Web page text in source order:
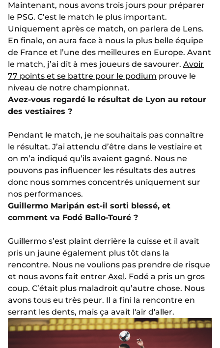
Maintenant, nous avons trois jours pour préparer
le PSG. C’est le match le plus important.
Uniquement après ce match, on parlera de Lens.
En finale, on aura face à nous la plus belle équipe
de France et l’une des meilleures en Europe. Avant
le match, j’ai dit à mes joueurs de savourer. Avoir
77 points et se battre pour le podium prouve le
niveau de notre championnat.
Avez-vous regardé le résultat de Lyon au retour
des vestiaires ?
Pendant le match, je ne souhaitais pas connaître
le résultat. J’ai attendu d’être dans le vestiaire et
on m’a indiqué qu’ils avaient gagné. Nous ne
pouvons pas influencer les résultats des autres
donc nous sommes concentrés uniquement sur
nos performances.
Guillermo Maripán est-il sorti blessé, et
comment va Fodé Ballo-Touré ?
Guillermo s’est plaint derrière la cuisse et il avait
pris un jaune également plus tôt dans la
rencontre. Nous ne voulions pas prendre de risque
et nous avons fait entrer Axel. Fodé a pris un gros
coup. C’était plus maladroit qu’autre chose. Nous
avons tous eu très peur. Il a fini la rencontre en
serrant les dents, mais ça avait l'air d'aller.